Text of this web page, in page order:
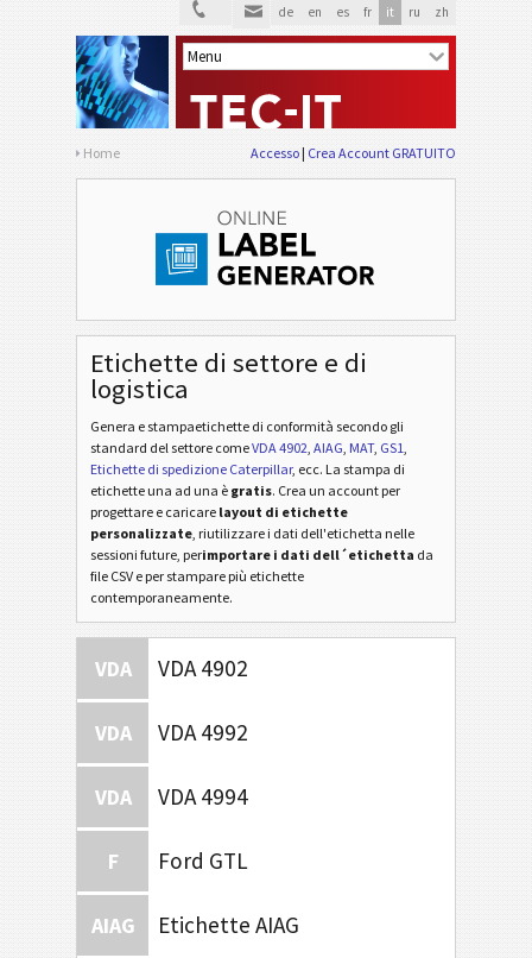
de en es fr it ru zh
Home Accesso Crea Account GRATUITO
Etichette di settore e di
logistica
Genera e stampaetichette di conformità secondo gli
standard del settore comeVDA 4902, AIAG, MAT, GS1,
Etichette di spedizione Caterpillar, ecc. La stampa di
etichette una ad una è gratis. Crea un account per
progettare e caricare layout di etichette
personalizzate, riutilizzare i dati dell'etichetta nelle
sessioni future, perimportare i dati dell´etichetta da
file CSV e per stampare più etichette
contemporaneamente.
VDA VDA 4902
VDA VDA 4992
VDA VDA 4994
F Ford GTL
AIAG Etichette AIAG